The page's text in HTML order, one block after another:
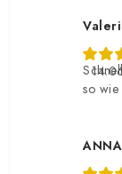
so wie
ANNA